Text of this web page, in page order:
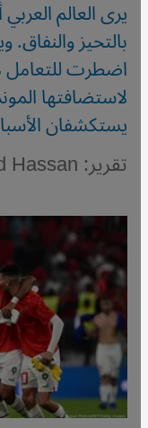
يرى العالم
بالتحيز
اضطرت للتعامل
لاستضافتها
يستكشفان
تقرير: Cathrin Schaer, Emad Hassan